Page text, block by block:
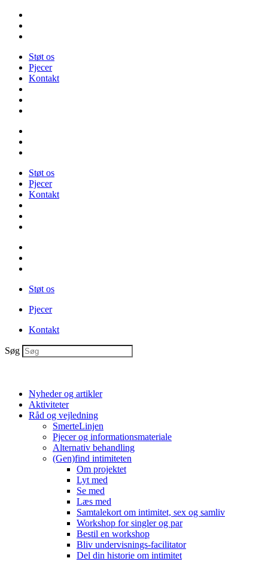
Videre
indhold
Støt os
Pjecer
Kontakt
Støt os
Pjecer
Kontakt
Støt os
Pjecer
Kontakt
Søg
Nyheder og artikler
Aktiviteter
Råd og vejledning
SmerteLinjen
Pjecer og informationsmateriale
Alternativ behandling
(Gen)find intimiteten
Om projektet
Lyt med
Se med
Læs med
Samtalekort om intimitet, sex og samliv
Workshop for singler og par
Bestil en workshop
Bliv undervisnings-facilitator
Del din historie om intimitet